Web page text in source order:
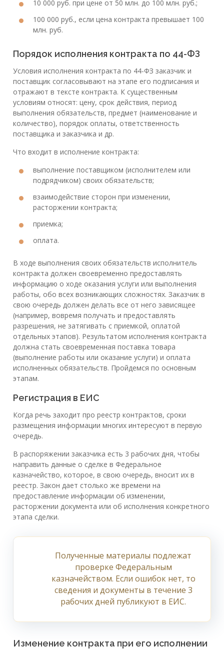
10 000 руб. при цене от 50 млн. до 100 млн. руб.;
100 000 руб., если цена контракта превышает 100
млн. руб.
Порядок исполнения контракта по 44-ФЗ
Условия исполнения контракта по 44-ФЗ заказчик и
поставщик согласовывают на этапе его подписания и
отражают в тексте контракта. К существенным
условиям относят: цену, срок действия, период
выполнения обязательств, предмет (наименование и
количество), порядок оплаты, ответственность
поставщика и заказчика и др.
Что входит в исполнение контракта:
выполнение поставщиком (исполнителем или
подрядчиком) своих обязательств;
взаимодействие сторон при изменении,
расторжении контракта;
приемка;
оплата.
В ходе выполнения своих обязательств исполнитель
контракта должен своевременно предоставлять
информацию о ходе оказания услуги или выполнения
работы, обо всех возникающих сложностях. Заказчик в
свою очередь должен делать все от него зависящее
(например, вовремя получать и предоставлять
разрешения, не затягивать с приемкой, оплатой
отдельных этапов). Результатом исполнения контракта
должна стать своевременная поставка товара
(выполнение работы или оказание услуги) и оплата
исполненных обязательств. Пройдемся по основным
этапам.
Регистрация в ЕИС
Когда речь заходит про реестр контрактов, сроки
размещения информации многих интересуют в первую
очередь.
В распоряжении заказчика есть 3 рабочих дня, чтобы
направить данные о сделке в Федеральное
казначейство, которое, в свою очередь, вносит их в
реестр. Закон дает столько же времени на
предоставление информации об изменении,
расторжении документа или об исполнения конкретного
этапа сделки.
Полученные материалы подлежат
проверке Федеральным
казначейством. Если ошибок нет, то
сведения и документы в течение 3
рабочих дней публикуют в ЕИС.
Изменение контракта при его исполнении